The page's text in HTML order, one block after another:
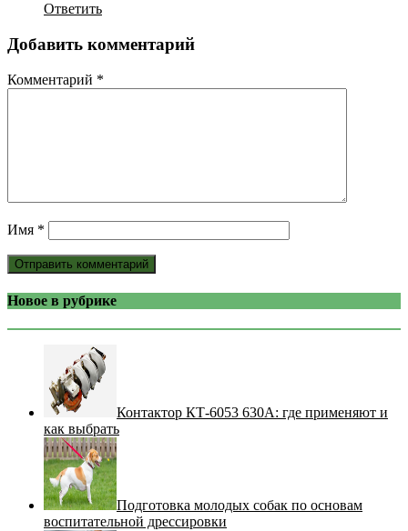
Ответить
Добавить комментарий
Комментарий *
Имя *
Новое в рубрике
Контактор КТ-6053 630А: где применяют и
как выбрать
Подготовка молодых собак по основам
воспитательной дрессировки